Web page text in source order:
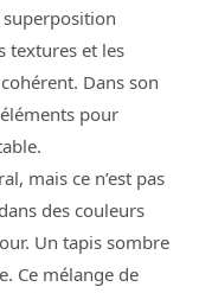
superposition
textures et les
Dans son
pour
mais ce n’est pas
des couleurs
Un tapis sombre
Ce mélange de